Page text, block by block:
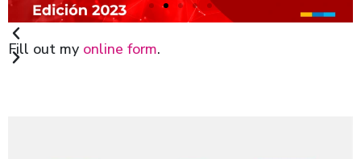
Fill out my online form.